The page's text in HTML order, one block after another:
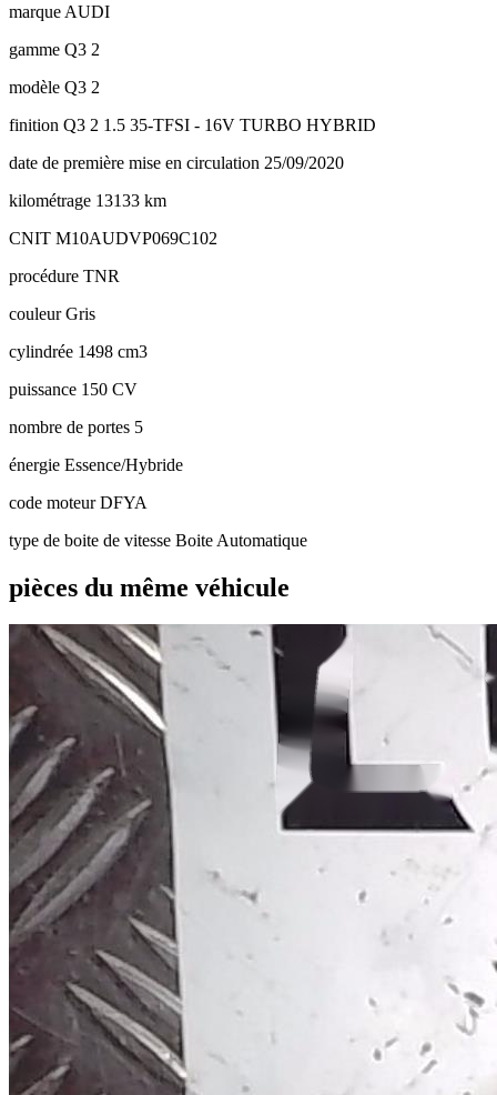
marque AUDI
gamme Q3 2
modèle Q3 2
finition Q3 2 1.5 35-TFSI - 16V TURBO HYBRID
date de première mise en circulation 25/09/2020
kilométrage 13133 km
CNIT M10AUDVP069C102
procédure TNR
couleurGris
cylindrée 1498 cm3
puissance 150 CV
nombre de portes 5
énergie Essence/Hybride
code moteurDFYA
type de boite de vitesse Boite Automatique
pièces du même véhicule